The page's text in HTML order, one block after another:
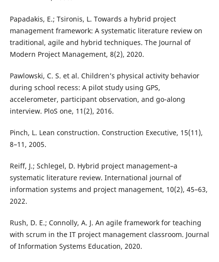
Papadakis, E.; Tsironis, L. Towards a hybrid project
management framework: A systematic literature review on
traditional, agile and hybrid techniques. The Journal of
Modern Project Management, 8(2), 2020.
Pawlowski, C. S. et al. Children’s physical activity behavior
during school recess: A pilot study using GPS,
accelerometer, participant observation, and go-along
interview. PloS one, 11(2), 2016.
Pinch, L. Lean construction. Construction Executive, 15(11),
8–11, 2005.
Reiff, J.; Schlegel, D. Hybrid project management–a
systematic literature review. International journal of
information systems and project management, 10(2), 45–63,
2022.
Rush, D. E.; Connolly, A. J. An agile framework for teaching
with scrum in the IT project management classroom. Journal
of Information Systems Education, 2020.